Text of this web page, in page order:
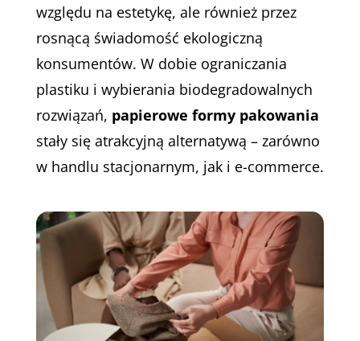
względu na estetykę, ale również przez
rosnącą świadomość ekologiczną
konsumentów. W dobie ograniczania
plastiku i wybierania biodegradowalnych
rozwiązań, papierowe formy pakowania
stały się atrakcyjną alternatywą – zarówno
w handlu stacjonarnym, jak i e-commerce.